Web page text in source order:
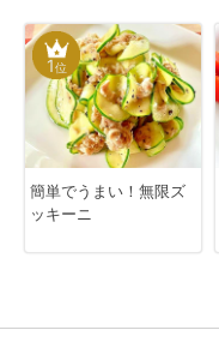
1位
簡単でうまい！無限ズ
ッキーニ